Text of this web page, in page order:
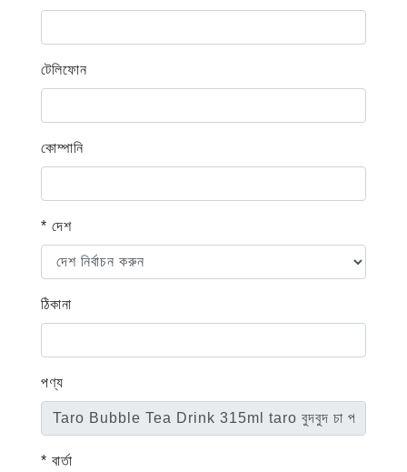
টেলিফোন
কোম্পানি
* দেশ
ঠিকানা
পণ্য
* বার্তা